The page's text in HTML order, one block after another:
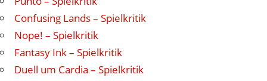
Confusing Lands – Spielkritik
Nope! – Spielkritik
Fantasy Ink – Spielkritik
Duell um Cardia – Spielkritik